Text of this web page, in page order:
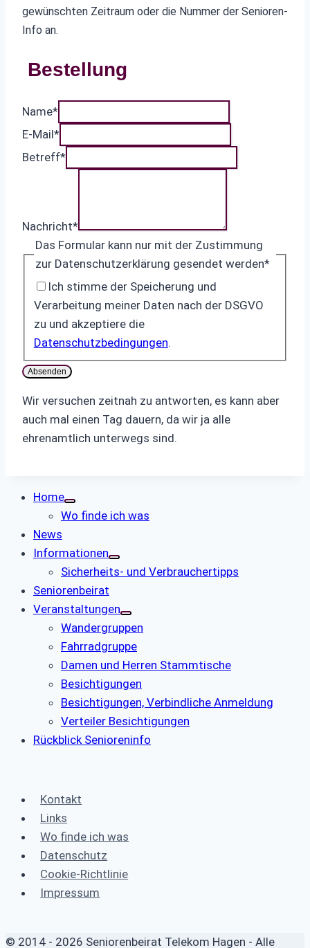
gewünschten Zeitraum oder die Nummer der Senioren-
Info an.
Bestellung
Name*
E-Mail*
Betreff*
Nachricht*
Das Formular kann nur mit der Zustimmung
zur Datenschutzerklärung gesendet werden*
Ich stimme der Speicherung und
Verarbeitung meiner Daten nach der DSGVO
zu und akzeptiere die
Datenschutzbedingungen.
Absenden
Wir versuchen zeitnah zu antworten, es kann aber
auch mal einen Tag dauern, da wir ja alle
ehrenamtlich unterwegs sind.
Home
Wo finde ich was
News
Informationen
Sicherheits- und Verbrauchertipps
Seniorenbeirat
Veranstaltungen
Wandergruppen
Fahrradgruppe
Damen und Herren Stammtische
Besichtigungen
Besichtigungen, Verbindliche Anmeldung
Verteiler Besichtigungen
Rückblick Senioreninfo
Kontakt
Links
Wo finde ich was
Datenschutz
Cookie-Richtlinie
Impressum
© 2014 - 2026 Seniorenbeirat Telekom Hagen - Alle